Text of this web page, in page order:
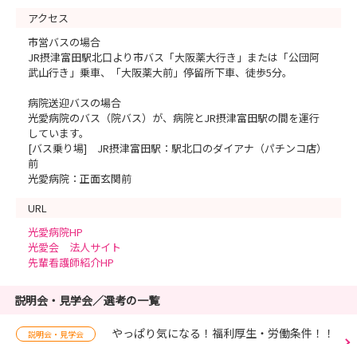
アクセス
市営バスの場合
JR摂津富田駅北口より市バス「大阪薬大行き」または「公団阿
武山行き」乗車、「大阪薬大前」停留所下車、徒歩5分。
病院送迎バスの場合
光愛病院のバス（院バス）が、病院とJR摂津富田駅の間を運行
しています。
[バス乗り場] JR摂津富田駅：駅北口のダイアナ（パチンコ店）
前
光愛病院：正面玄関前
URL
光愛病院HP
光愛会 法人サイト
先輩看護師紹介HP
説明会・見学会／選考の一覧
説明会・見学会
やっぱり気になる！福利厚生・労働条件！！